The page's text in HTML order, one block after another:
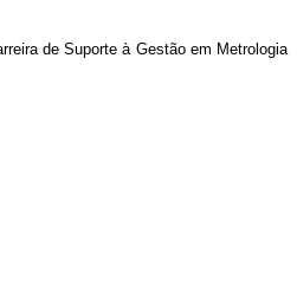
de Suporte à Gestão em Metrologia